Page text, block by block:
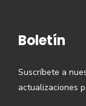
Boletín
Suscríbete a
actualizaciones